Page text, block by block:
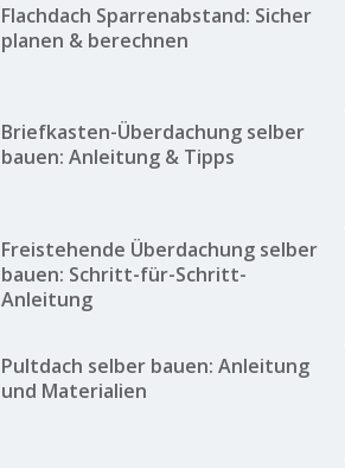
Flachdach Sparrenabstand: Sicher
planen & berechnen
Briefkasten-Überdachung selber
bauen: Anleitung & Tipps
Freistehende Überdachung selber
bauen: Schritt-für-Schritt-
Anleitung
Pultdach selber bauen: Anleitung
und Materialien